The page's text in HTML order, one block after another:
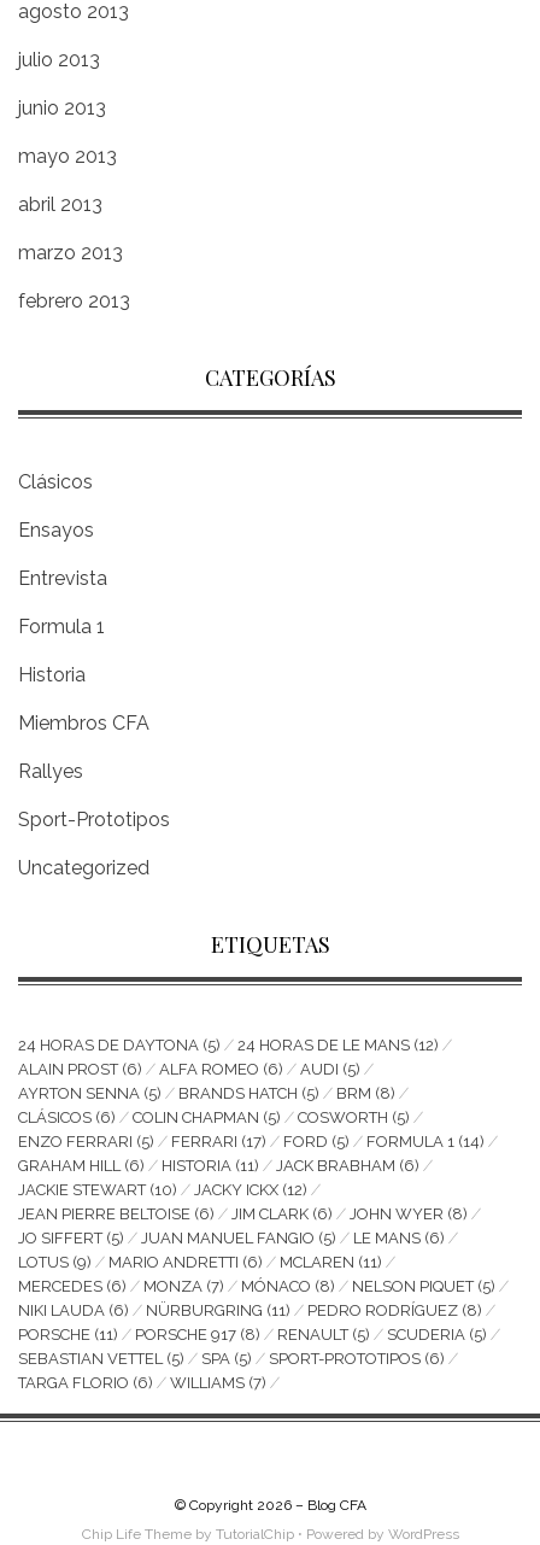
agosto 2013
julio 2013
junio 2013
mayo 2013
abril 2013
marzo 2013
febrero 2013
CATEGORÍAS
Clásicos
Ensayos
Entrevista
Formula 1
Historia
Miembros CFA
Rallyes
Sport-Prototipos
Uncategorized
ETIQUETAS
24 HORAS DE DAYTONA (5) 24 HORAS DE LE MANS (12)
ALAIN PROST(6) ALFA ROMEO (6) AUDI (5)
AYRTON SENNA (5) BRANDS HATCH (5) BRM (8)
CLÁSICOS (6) COLIN CHAPMAN (5) COSWORTH (5)
ENZO FERRARI (5) FERRARI (17) FORD (5) FORMULA 1 (14)
GRAHAM HILL(6) HISTORIA (11) JACK BRABHAM (6)
JACKIE STEWART(10) JACKY ICKX (12)
JEAN PIERRE BELTOISE (6) JIM CLARK (6) JOHN WYER (8)
JO SIFFERT(5) JUAN MANUEL FANGIO (5) LE MANS (6)
LOTUS (9) MARIO ANDRETTI (6) MCLAREN (11)
MERCEDES (6) MONZA (7) MÓNACO (8) NELSON PIQUET(5)
NIKI LAUDA (6) NÜRBURGRING (11) PEDRO RODRÍGUEZ (8)
PORSCHE (11) PORSCHE 917 (8) RENAULT(5) SCUDERIA (5)
SEBASTIAN VETTEL(5) SPA (5) SPORT-PROTOTIPOS (6)
TARGA FLORIO (6) WILLIAMS (7)
© Copyright 2026 – Blog CFA
Chip Life Theme by TutorialChip ⋅ Powered by WordPress